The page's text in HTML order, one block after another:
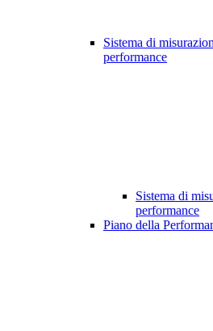
Sistema di
performance
Sistema di
performance
Piano della